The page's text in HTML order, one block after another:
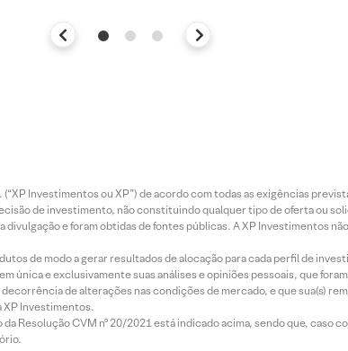
Investimentos ou XP”) de acordo com todas as exigências
de investimento, não constituindo qualquer tipo de oferta ou
e foram obtidas de fontes públicas. A XP Investimentos
de modo a gerar resultados de alocação para cada perfil de
única e exclusivamente suas análises e opiniões pessoais, que
de alterações nas condições de mercado, e que sua(s)
XP Investimentos.
Resolução CVM nº 20/2021 está indicado acima, sendo que, caso